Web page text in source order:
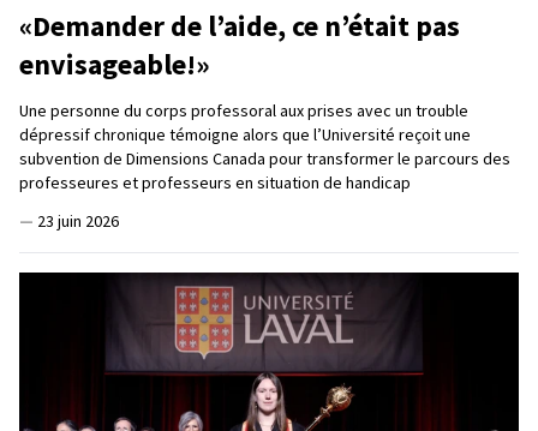
«Demander de l’aide, ce n’était pas
envisageable!»
Une personne du corps professoral aux prises avec un trouble
dépressif chronique témoigne alors que l’Université reçoit une
subvention de Dimensions Canada pour transformer le parcours des
professeures et professeurs en situation de handicap
— 23 juin 2026